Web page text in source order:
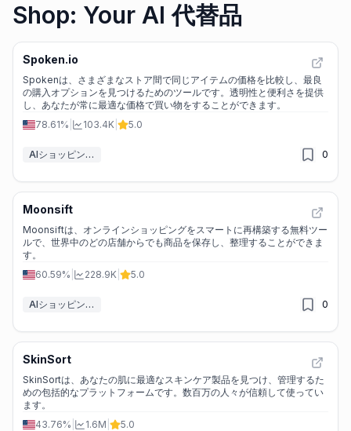
Shop: Your AI 代替品
Spoken.io
Spokenは、さまざまなストア間で同じアイテムの価格を比較し、最良
の購入オプションを見つけるためのツールです。透明性と便利さを提供
し、あなたが常に最適な価格で買い物をすることができます。
78.61%
103.4K 5.0
AIショッピングアシスタント 0
Moonsift
Moonsiftは、オンラインショッピングをスマートに再構築する無料ツー
ルで、世界中のどの店舗からでも商品を保存し、整理することができま
す。
60.59%
228.9K 5.0
AIショッピングアシスタント 0
SkinSort
SkinSortは、あなたの肌に最適なスキンケア製品を見つけ、管理するた
めの包括的なプラットフォームです。数百万の人々が信頼して使ってい
ます。
43.76%
1.6M 5.0